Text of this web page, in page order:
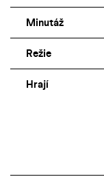
Minutáž
Režie
Hrají